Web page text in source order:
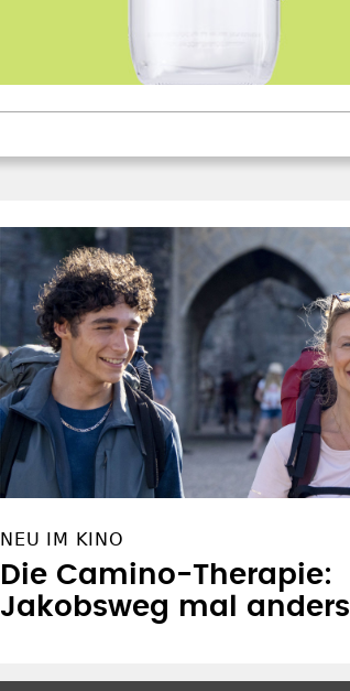
NEU IM KINO
Die Camino-Therapie:
Jakobsweg mal anders